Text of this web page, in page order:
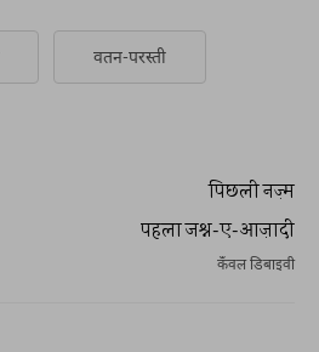
वतन-परस्ती
पिछली नज़्म
पहला जश्न-ए-आज़ादी
कँवल डिबाइवी